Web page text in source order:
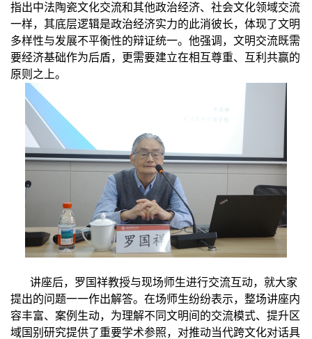
指出中法陶瓷文化交流和其他政治经济、社会文化领域交流
一样，其底层逻辑是政治经济实力的此消彼长，体现了文明
多样性与发展不平衡性的辩证统一。他强调，文明交流既需
要经济基础作为后盾，更需要建立在相互尊重、互利共赢的
原则之上。
讲座后，罗国祥教授与现场师生进行交流互动，就大家
提出的问题一一作出解答。在场师生纷纷表示，整场讲座内
容丰富、案例生动， 为理解不同文明间的交流模式、提升区
域国别研究提供了重要学术参照，对推动当代跨文化对话具